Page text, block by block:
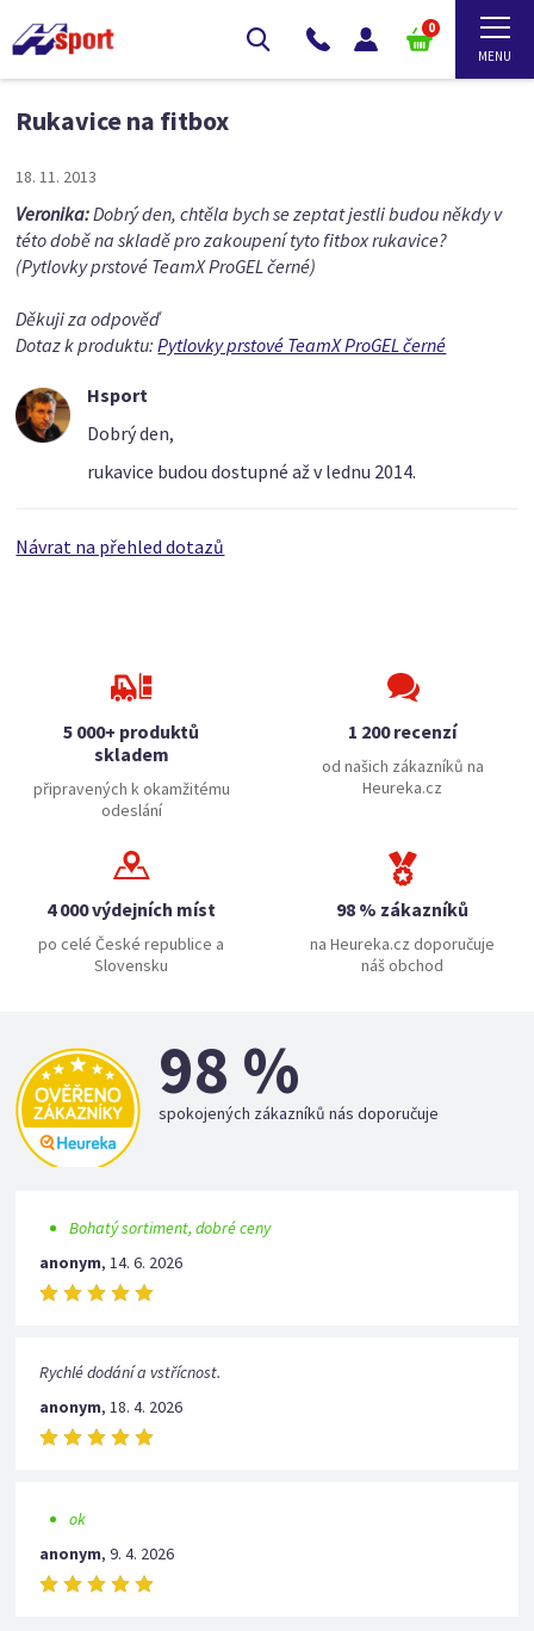
0
Rukavice na fitbox
18. 11. 2013
Veronika:Dobrý den, chtěla bych se zeptat jestli budou někdy v
této době na skladě pro zakoupení tyto fitbox rukavice?
(Pytlovky prstové TeamX ProGEL černé)
Děkuji za odpověď
Dotaz k produktu:Pytlovky prstové TeamX ProGEL černé
Hsport
Dobrý den,
rukavice budou dostupné až v lednu 2014.
Návrat na přehled dotazů
5 000+ produktů
skladem
připravených k okamžitému
odeslání
1 200 recenzí
od našich zákazníků na
Heureka.cz
4 000 výdejních míst
po celé České republice a
Slovensku
98 % zákazníků
na Heureka.cz doporučuje
náš obchod
98 %
spokojených zákazníků nás doporučuje
Bohatý sortiment, dobré ceny
anonym,14. 6. 2026
Rychlé dodání a vstřícnost.
anonym,18. 4. 2026
ok
anonym,9. 4. 2026